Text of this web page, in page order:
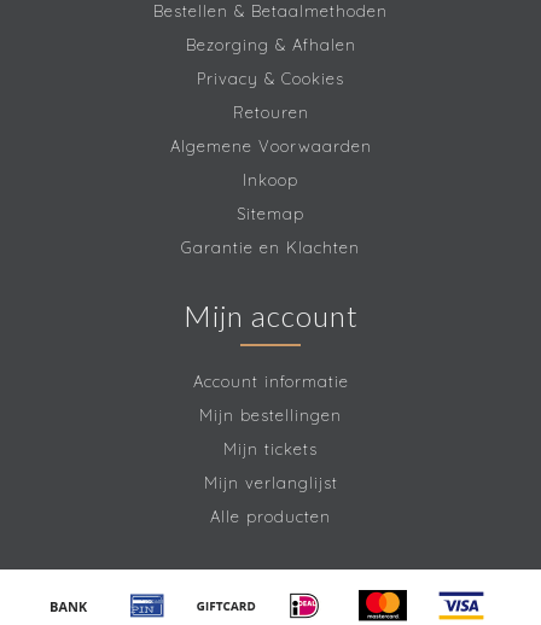
Bestellen & Betaalmethoden
Bezorging & Afhalen
Privacy & Cookies
Retouren
Algemene Voorwaarden
Inkoop
Sitemap
Garantie en Klachten
Mijn account
Account informatie
Mijn bestellingen
Mijn tickets
Mijn verlanglijst
Alle producten